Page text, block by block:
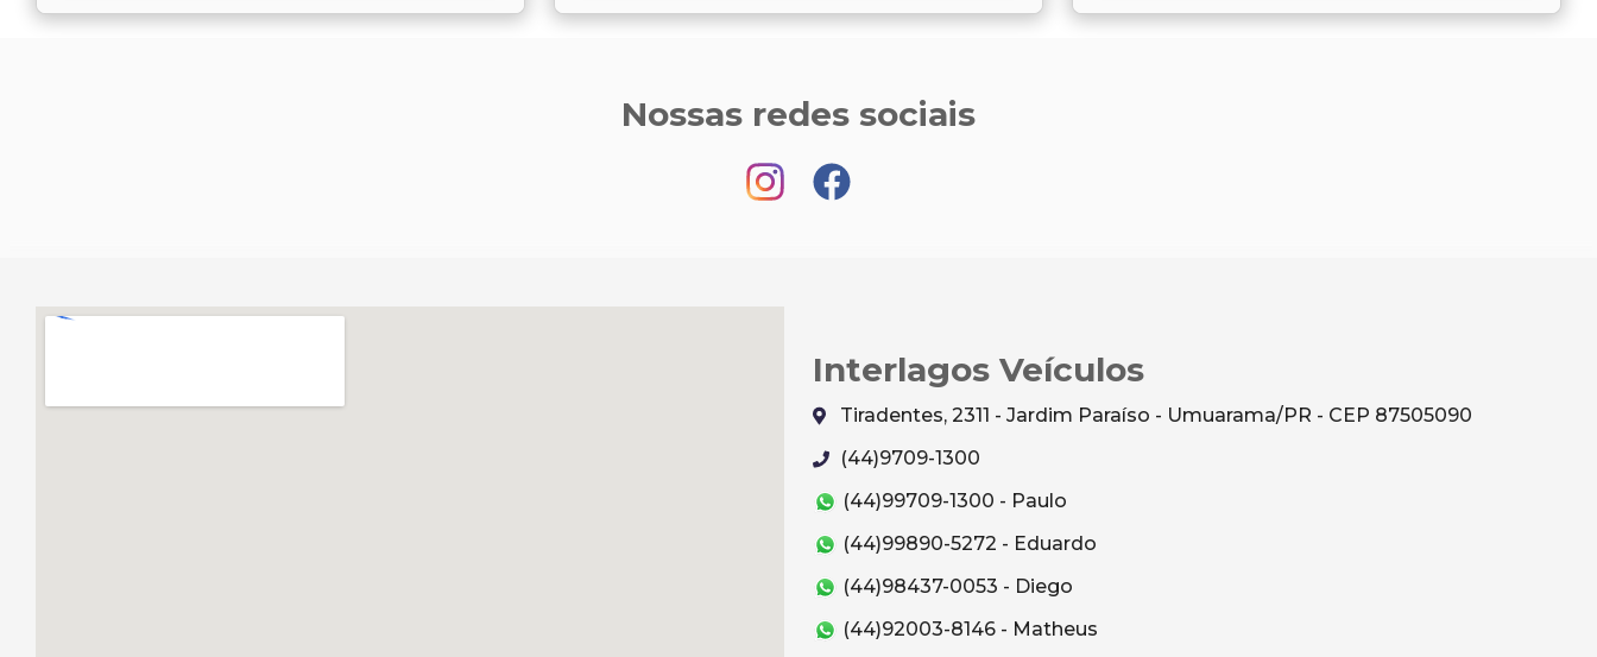
Nossas redes sociais
Interlagos Veículos
Tiradentes, 2311 - Jardim Paraíso - Umuarama/PR - CEP 87505090
(44)9709-1300
(44)99709-1300 - Paulo
(44)99890-5272 - Eduardo
(44)98437-0053 - Diego
(44)92003-8146 - Matheus